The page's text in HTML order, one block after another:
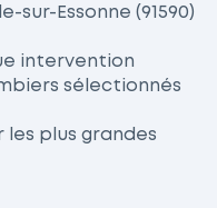
sur-Essonne (91590)
intervention
sélectionnés
les plus grandes